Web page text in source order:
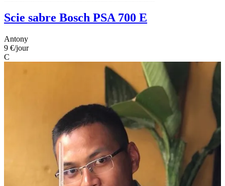
Scie sabre Bosch PSA 700 E
Antony
9 €/jour
C